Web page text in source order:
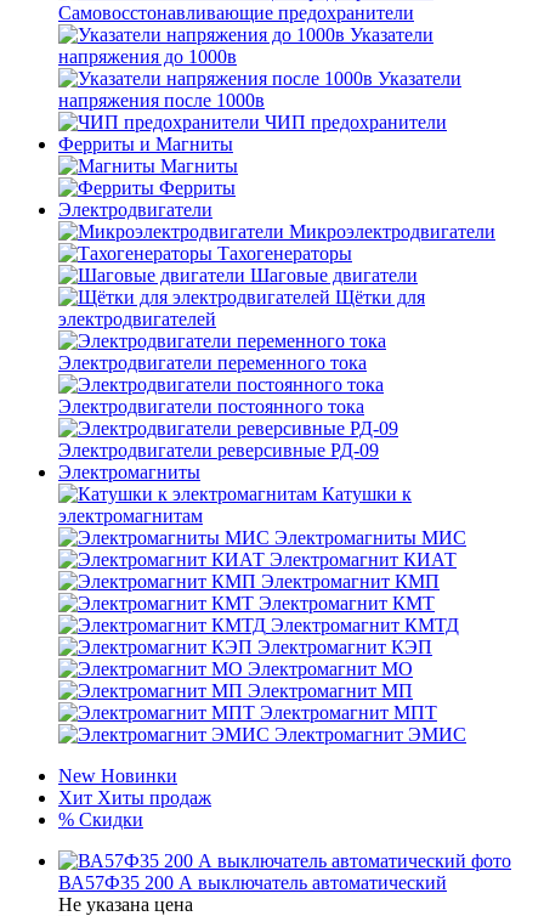
Самовосстонавливающие предохранители
Указатели
напряжения до 1000в
Указатели
напряжения после 1000в
ЧИП предохранители
Ферриты и Магниты
Магниты
Ферриты
Электродвигатели
Микроэлектродвигатели
Тахогенераторы
Шаговые двигатели
Щётки для
электродвигателей
Электродвигатели переменного тока
Электродвигатели постоянного тока
Электродвигатели реверсивные РД-09
Электромагниты
Катушки к
электромагнитам
Электромагниты МИС
Электромагнит КИАТ
Электромагнит КМП
Электромагнит КМТ
Электромагнит КМТД
Электромагнит КЭП
Электромагнит МО
Электромагнит МП
Электромагнит МПТ
Электромагнит ЭМИС
New Новинки
Хит Хиты продаж
% Скидки
ВА57Ф35 200 А выключатель автоматический
Не указана цена